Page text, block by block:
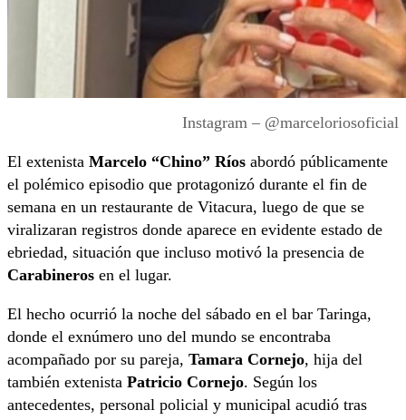
Instagram – @marceloriosoficial
El extenista Marcelo “Chino” Ríos abordó públicamente
el polémico episodio que protagonizó durante el fin de
semana en un restaurante de Vitacura, luego de que se
viralizaran registros donde aparece en evidente estado de
ebriedad, situación que incluso motivó la presencia de
Carabineros en el lugar.
El hecho ocurrió la noche del sábado en el bar Taringa,
donde el exnúmero uno del mundo se encontraba
acompañado por su pareja, Tamara Cornejo, hija del
también extenista Patricio Cornejo. Según los
antecedentes, personal policial y municipal acudió tras